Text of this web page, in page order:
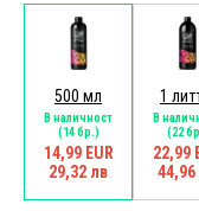
500 мл
В наличност
(14 бр.)
14,99 EUR
29,32 лв
1
В
(22
22,99
44,96